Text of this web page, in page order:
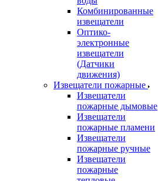
Комбинированные
извещатели
Оптико-
электронные
извещатели
(Датчики
движения)
Извещатели пожарные
Извещатели
пожарные дымовые
Извещатели
пожарные пламени
Извещатели
пожарные ручные
Извещатели
пожарные